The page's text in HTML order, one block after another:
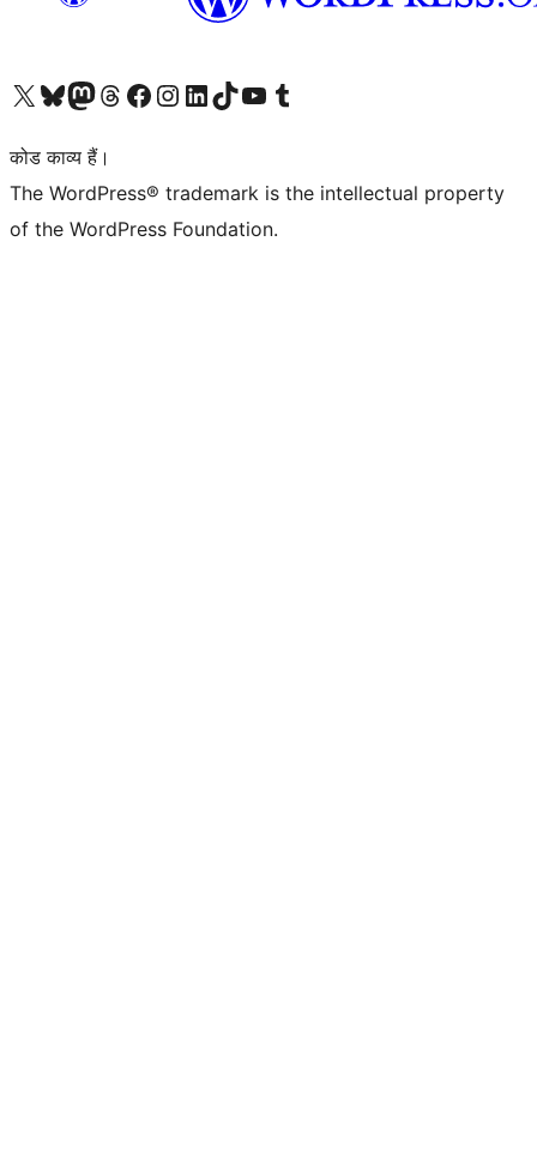
Visit our X (formerly Twitter) account
हमारे बलुस्की खाते पर जाएँVisit our Mastodon account
हमारे थ्रेड्स अकाउंट पर जाएंहमारे फेसबुक पेज पर जाएँहमारे इंस्टाग्राम अकाउंट पर जाएंहमारे लिंक्डइन खाते पर जाएँहमारे टिकटॉक खाते पर जाएँहमारे यूट्यूब चैनल पर जाएंहमारे Tumblr खाते पर जाएँ
कोड काव्य हैं।
The WordPress® trademark is the intellectual property
of the WordPress Foundation.